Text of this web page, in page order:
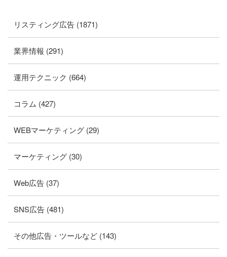
リスティング広告 (1871)
業界情報 (291)
運用テクニック (664)
コラム (427)
WEBマーケティング (29)
マーケティング (30)
Web広告 (37)
SNS広告 (481)
その他広告・ツールなど (143)